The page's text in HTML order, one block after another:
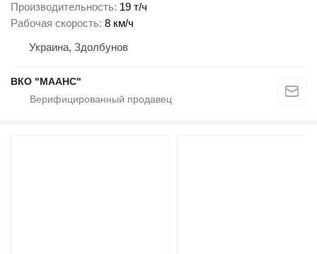
Производительность 19 т/ч
Рабочая скорость 8 км/ч
Украина, Здолбунов
ВКО "МААНС"